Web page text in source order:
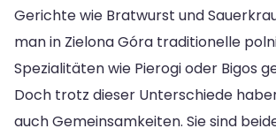
Gerichte wie Bratwurst und
man in Zielona Góra traditionelle
Spezialitäten wie Pierogi oder Bigos
Doch trotz dieser Unterschiede
auch Gemeinsamkeiten. Sie sind